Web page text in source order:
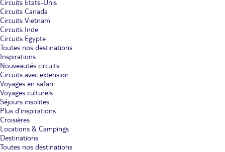
Circuits Etats-Unis
Circuits Canada
Circuits Vietnam
Circuits Inde
Circuits Egypte
Toutes nos destinations
Inspirations
Nouveautés circuits
Circuits avec extension
Voyages en safari
Voyages culturels
Séjours insolites
Plus d'inspirations
Croisières
Locations & Campings
Destinations
Toutes nos destinations